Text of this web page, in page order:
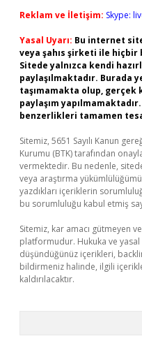
Reklam ve İletişim: Skype:
Yasal Uyarı: Bu internet
veya şahıs şirketi ile hiçbir
Sitede yalnızca kendi
paylaşılmaktadır. Burada
taşımamakta olup, gerçek
paylaşım
benzerlikleri tamamen
Sitemiz, 5651 Sayılı Kanun
Kurumu (BTK) tarafından
vermektedir. Bu nedenle,
veya araştırma
yazdıkları içeriklerin
bu sorumluluğu kabul etmiş
Sitemiz, kar amacı gütmeyen
platformudur. Hukuka ve yasal
düşündüğünüz içerikleri,
bildirmeniz halinde, ilgili
kaldırılacaktır.